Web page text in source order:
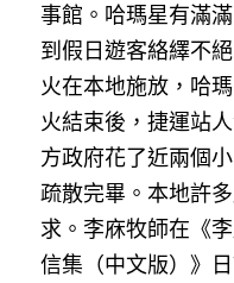
事館。哈瑪星有滿
到假日遊客絡繹不
火在本地施放，哈
火結束後，捷運站
方政府花了近兩個
疏散完畢。本地許
求。李庥牧師在《
信集（中文版）》